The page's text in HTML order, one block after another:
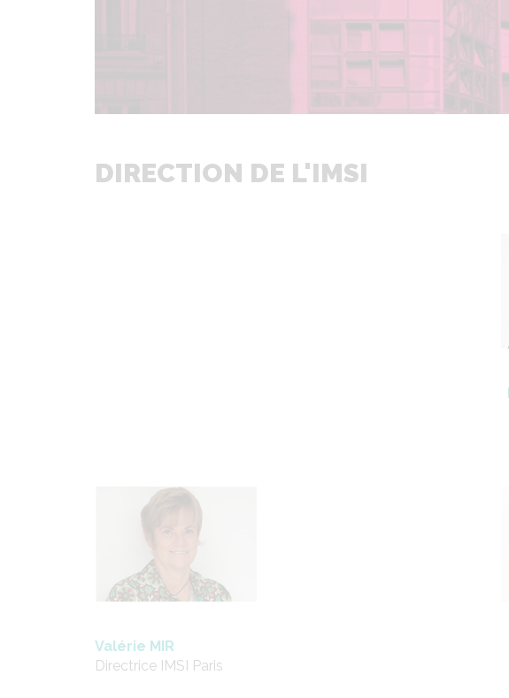
DIRECTION DE L'IMSI
Valérie MIR
Directrice IMSI Paris